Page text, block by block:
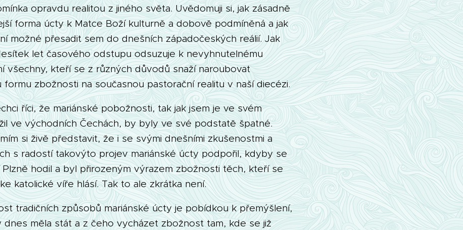
opravdu realitou z jiného světa. Uvědomuji si, jak zásadně
forma úcty k Matce Boží kulturně a dobově podmíněná a jak
možné přesadit sem do dnešních západočeských reálií. Jak
let časového odstupu odsuzuje k nevyhnutelnému
všechny, kteří se z různých důvodů snaží naroubovat
zbožnosti na současnou pastorační realitu v naší diecézi.
říci, že mariánské pobožnosti, tak jak jsem je ve svém
ve východních Čechách, by byly ve své podstatě špatné.
si živě představit, že i se svými dnešními zkušenostmi a
s radostí takovýto projev mariánské úcty podpořil, kdyby se
hodil a byl přirozeným výrazem zbožnosti těch, kteří se
katolické víře hlásí. Tak to ale zkrátka není.
tradičních způsobů mariánské úcty je pobídkou k přemýšlení,
dnes měla stát a z čeho vycházet zbožnost tam, kde se již